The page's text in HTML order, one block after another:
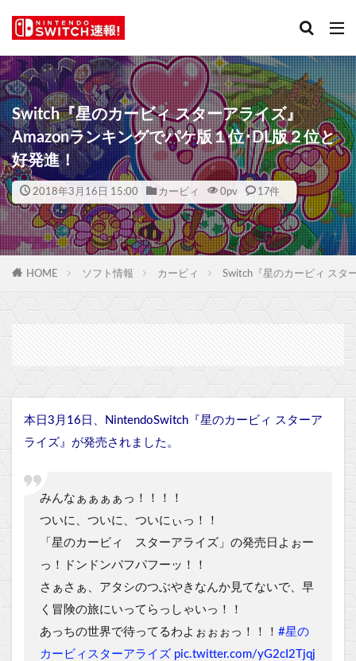
Switch『星のカービィ スターアライズ』
Amazonランキングでパケ版１位･DL版２位と
好発進！
2018年3月16日 15:00 カービィ 0pv 17件
HOME ソフト情報 カービィ Switch『星のカービィ スタ
本日3月16日、NintendoSwitch『星のカービィ スターア
ライズ』が発売されました。
みんなぁぁぁぁっ！！！！
ついに、ついに、ついにぃっ！！
「星のカービィ スターアライズ」の発売日よぉー
っ！ドンドンパフパフーッ！！
さぁさぁ、アタシのつぶやきなんか見てないで、早
く冒険の旅にいってらっしゃいっ！！
あっちの世界で待ってるわよぉぉぉっ！！！ #星の
カービィスターアライズ pic.twitter.com/yG2cI2Tjqj